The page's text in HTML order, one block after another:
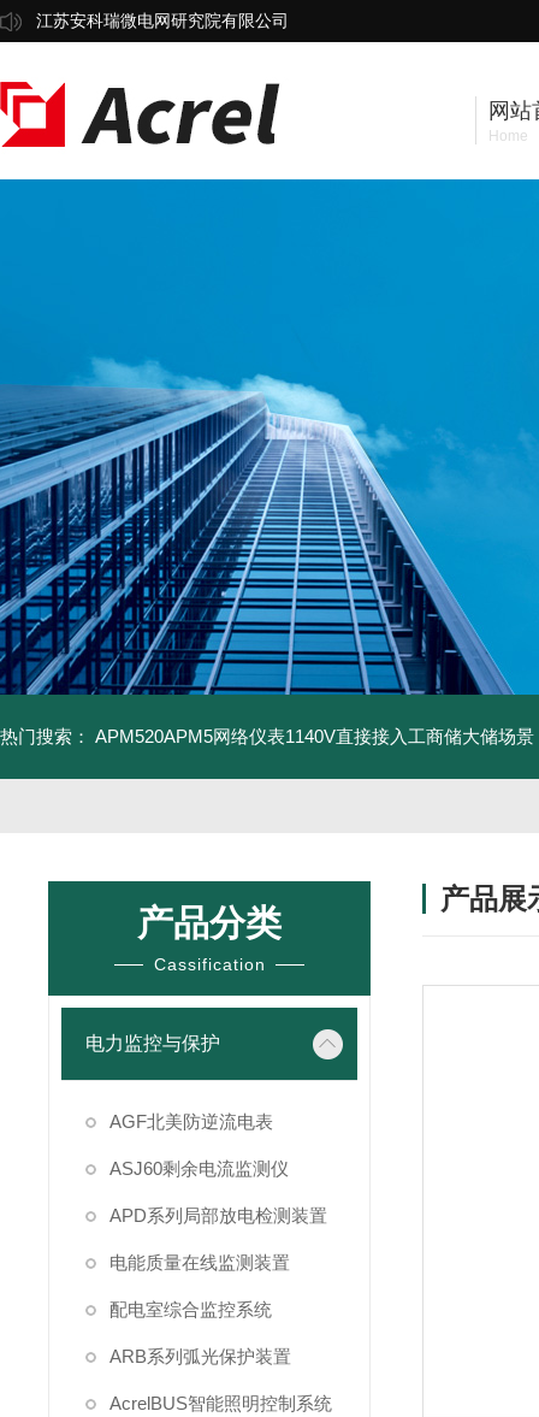
江苏安科瑞微电网研究院有限公司
网站
Home
热门搜索： APM520APM5网络仪表1140V直接接入工商储大储场景
产品分类
Cassification
电力监控与保护
AGF北美防逆流电表
ASJ60剩余电流监测仪
APD系列局部放电检测装置
电能质量在线监测装置
配电室综合监控系统
ARB系列弧光保护装置
AcrelBUS智能照明控制系统
产品展